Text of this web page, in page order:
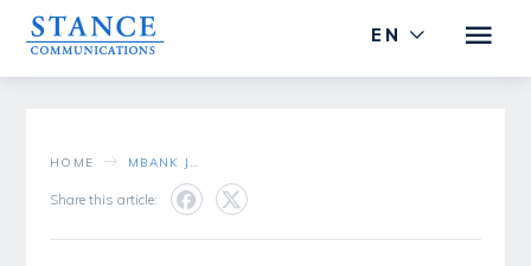
EN
HOME
Share this article: